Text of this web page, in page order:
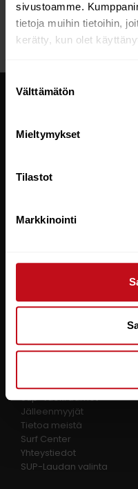
sivustoamme.
tietoja muihin tietoihin,
kerätty, kun olet
valinta
Välttämätön
Mieltymykset
Tilastot
Markkinointi
Lue lisää
+358 (0) 8 613 9550
Kalajoentie 21
Y-tunnus: 0580325-9
Sup-vuokraamot
Jälleenmyyjät
Tietoa meistä
Surf Center
Yhteystiedot
SUP-Laudan valinta